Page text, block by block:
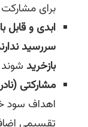
برای
ابدی و قابل
سررسید
بازخرید شوند
مشارکتی
اهداف سود